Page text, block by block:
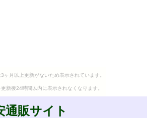
ヶ月以上更新がないため表示されています。
新後24時間以内に表示されなくなります。
通販サイト